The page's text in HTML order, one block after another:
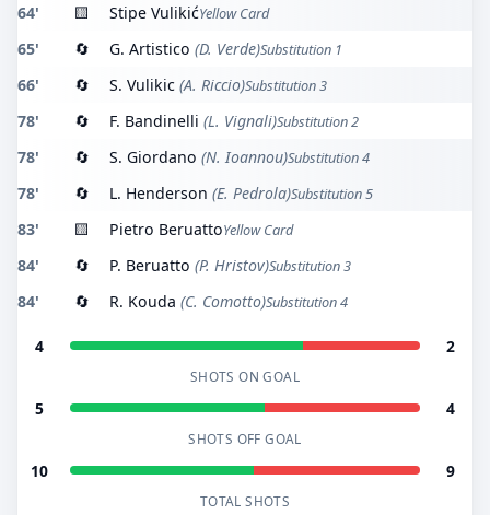
64' 🟨 Stipe VulikićYellow Card
65' 🔄 G. Artistico (D. Verde)Substitution 1
66' 🔄 S. Vulikic (A. Riccio)Substitution 3
78' 🔄 F. Bandinelli (L. Vignali)Substitution 2
78' 🔄 S. Giordano (N. Ioannou)Substitution 4
78' 🔄 L. Henderson (E. Pedrola)Substitution 5
83' 🟨 Pietro BeruattoYellow Card
84' 🔄 P. Beruatto (P. Hristov)Substitution 3
84' 🔄 R. Kouda (C. Comotto)Substitution 4
4 2
SHOTS ON GOAL
5 4
SHOTS OFF GOAL
10 9
TOTAL SHOTS